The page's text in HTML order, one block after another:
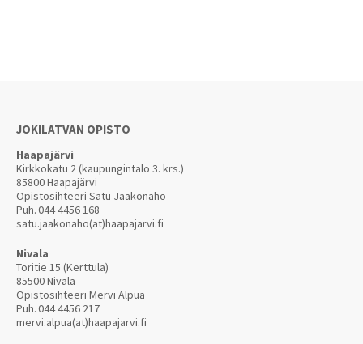
JOKILATVAN OPISTO
Haapajärvi
Kirkkokatu 2 (kaupungintalo 3. krs.)
85800 Haapajärvi
Opistosihteeri Satu Jaakonaho
Puh.044 4456 168
satu.jaakonaho(at)haapajarvi.fi
Nivala
Toritie 15 (Kerttula)
85500 Nivala
Opistosihteeri Mervi Alpua
Puh.044 4456 217
mervi.alpua(at)haapajarvi.fi